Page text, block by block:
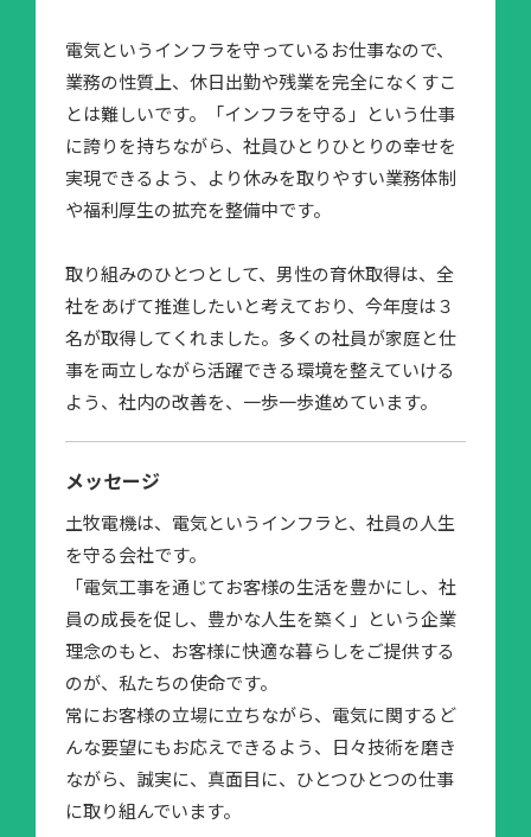
電気というインフラを守っているお仕事なので、
業務の性質上、休日出勤や残業を完全になくすこ
とは難しいです。「インフラを守る」という仕事
に誇りを持ちながら、社員ひとりひとりの幸せを
実現できるよう、より休みを取りやすい業務体制
や福利厚生の拡充を整備中です。
取り組みのひとつとして、男性の育休取得は、全
社をあげて推進したいと考えており、今年度は３
名が取得してくれました。多くの社員が家庭と仕
事を両立しながら活躍できる環境を整えていける
よう、社内の改善を、一歩一歩進めています。
メッセージ
土牧電機は、電気というインフラと、社員の人生
を守る会社です。
「電気工事を通じてお客様の生活を豊かにし、社
員の成長を促し、豊かな人生を築く」という企業
理念のもと、お客様に快適な暮らしをご提供する
のが、私たちの使命です。
常にお客様の立場に立ちながら、電気に関するど
んな要望にもお応えできるよう、日々技術を磨き
ながら、誠実に、真面目に、ひとつひとつの仕事
に取り組んでいます。